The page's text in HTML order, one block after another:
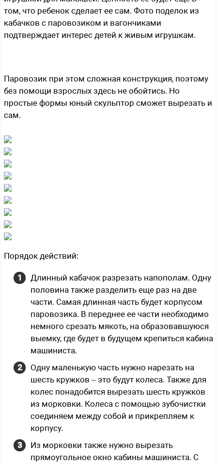
том, что ребенок сделает ее сам. Фото поделок из
кабачков с паровозиком и вагончиками
подтверждает интерес детей к живым игрушкам.
Паровозик при этом сложная конструкция, поэтому
без помощи взрослых здесь не обойтись. Но
простые формы юный скульптор сможет вырезать и
сам.
Порядок действий:
Длинный кабачок разрезать напополам. Одну
половина также разделить еще раз на две
части. Самая длинная часть будет корпусом
паровозика. В переднее ее части необходимо
немного срезать мякоть, на образовавшуюся
выемку, где будет в будущем крепиться кабина
машиниста.
Одну маленькую часть нужно нарезать на
шесть кружков – это будут колеса. Также для
колес понадобится вырезать шесть кружков
из морковки. Колеса с помощью зубочистки
соединяем между собой и прикрепляем к
корпусу.
Из морковки также нужно вырезать
прямоугольное окно кабины машиниста. С